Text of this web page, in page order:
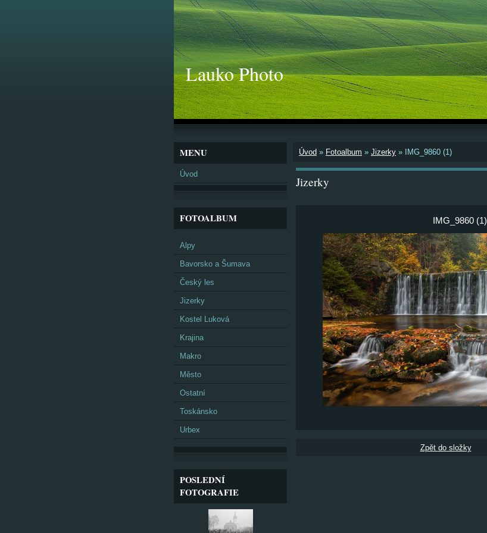
Lauko Photo
Úvod » Fotoalbum » Jizerky » IMG_9860 (1)
Jizerky
IMG_9860 (1)
Zpět do složky
MENU
Úvod
FOTOALBUM
Alpy
Bavorsko a Šumava
Český les
Jizerky
Kostel Luková
Krajina
Makro
Město
Ostatní
Toskánsko
Urbex
POSLEDNÍ
FOTOGRAFIE